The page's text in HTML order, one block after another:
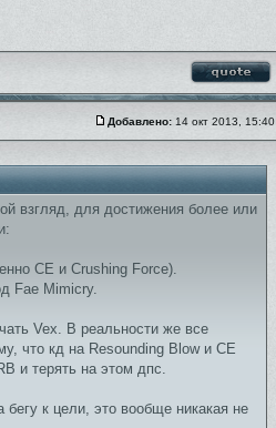
Добавлено: 14 окт 2013, 15:40
взгляд, для достижения более или
CE и Crushing Force).
Fae Mimicry.
Vex. В реальности же все
что кд на Resounding Blow и CE
и терять на этом дпс.
к цели, это вообще никакая не